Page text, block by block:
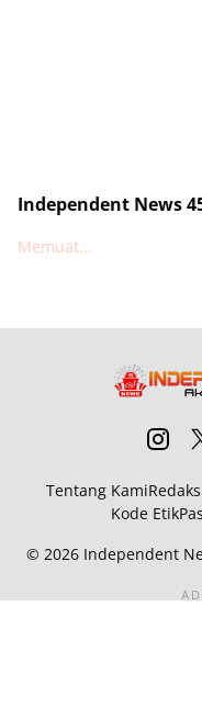
Independent News
Memuat...
Tentang Kami
Kode Etik
© 2026 Independent